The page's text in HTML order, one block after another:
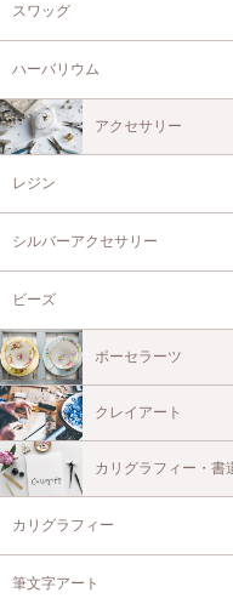
スワッグ
ハーバリウム
アクセサリー
レジン
シルバーアクセサリー
ビーズ
ポーセラーツ
クレイアート
カリグラフィー・書
カリグラフィー
筆文字アート